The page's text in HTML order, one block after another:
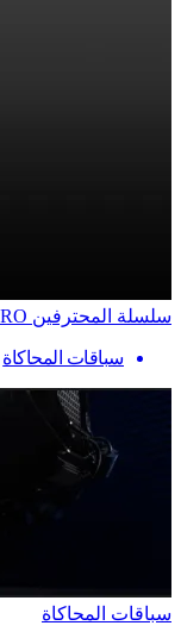
سلسلة المحترفين PRO
سباقات المحاكاة
سباقات المحاكاة